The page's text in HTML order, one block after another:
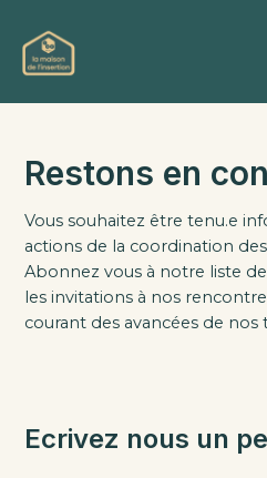
content
Restons en
Vous souhaitez être tenu.e
actions de la coordination des
Abonnez vous à notre liste
les invitations à nos
courant des avancées de nos
Ecrivez nous un